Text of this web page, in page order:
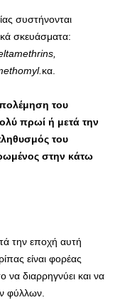
συστήνονται
σκευάσματα:
,
.κα.
του
πρωί ή μετά την
του
στην κάτω
την εποχή αυτή
είναι φορέας
να διαρρηγνύει και να
φύλλων.